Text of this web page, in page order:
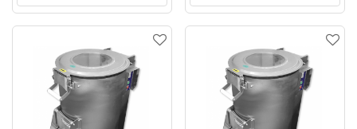
Sepete Ekle Sepete Ekle